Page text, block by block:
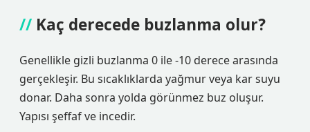
Kaç derecede buzlanma olur?
Genellikle gizli buzlanma 0 ile -10 derece arasında
gerçekleşir. Bu sıcaklıklarda yağmur veya kar suyu
donar. Daha sonra yolda görünmez buz oluşur.
Yapısı şeffaf ve incedir.